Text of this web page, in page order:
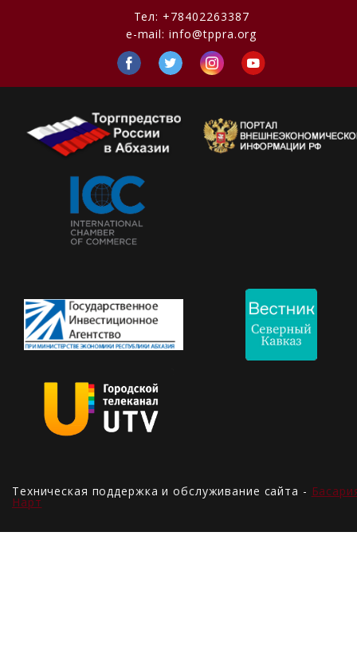
Тел: +78402263387
e-mail:info@tppra.org
Техническая поддержка и обслуживание сайта -
Нарт